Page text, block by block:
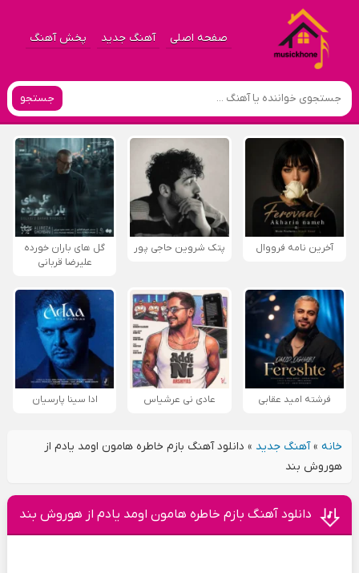
صفحه اصلی آهنگ جدید پخش آهنگ
جستجو
آخرین نامه فرووال پتک شروین حاجی پور
گل های باران خورده
علیرضا قربانی
فرشته امید عقابی عادی نی عرشیاس ادا سینا پارسیان
خانه»آهنگ جدید » دانلود آهنگ بازم خاطره هامون اومد یادم از
هوروش بند
دانلود آهنگ بازم خاطره هامون اومد یادم از هوروش بند